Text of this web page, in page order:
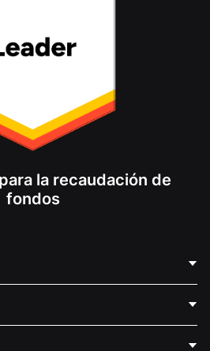
la recaudación de
fondos